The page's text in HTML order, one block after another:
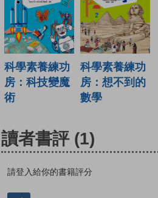
科學素養練功
房：科技變魔
術
科學素養練功
房：想不到的
數學
讀者書評 (1)
請登入給你的書籍評分